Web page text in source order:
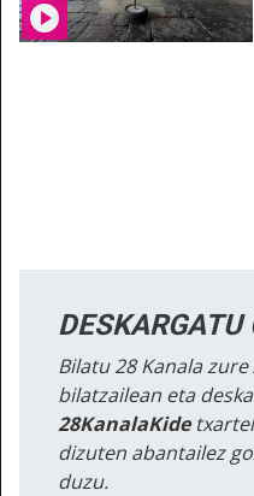
DESKARGATU
Bilatu 28 Kanala
bilatzailean eta
28KanalaKidetxartel
dizuten abantailez
duzu.